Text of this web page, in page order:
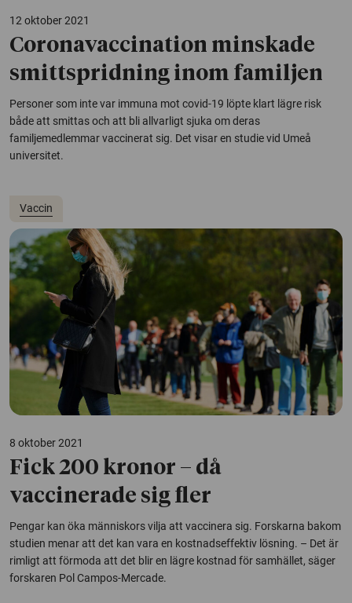
12 oktober 2021
Coronavaccination minskade
smittspridning inom familjen
Personer som inte var immuna mot covid-19 löpte klart lägre risk
både att smittas och att bli allvarligt sjuka om deras
familjemedlemmar vaccinerat sig. Det visar en studie vid Umeå
universitet.
Vaccin
8 oktober 2021
Fick 200 kronor – då
vaccinerade sig fler
Pengar kan öka människors vilja att vaccinera sig. Forskarna bakom
studien menar att det kan vara en kostnadseffektiv lösning. – Det är
rimligt att förmoda att det blir en lägre kostnad för samhället, säger
forskaren Pol Campos-Mercade.